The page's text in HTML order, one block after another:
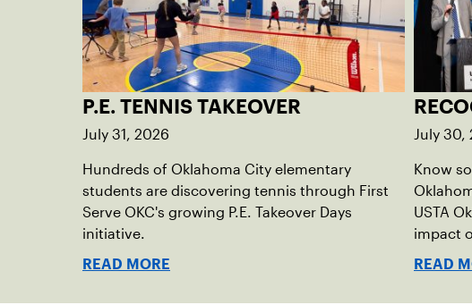
P.E. TENNIS TAKEOVER
July 31, 2026
Hundreds of Oklahoma City elementary
students are discovering tennis through First
Serve OKC's growing P.E. Takeover Days
initiative.
READ MORE
July 30,
Know
USTA
impact
READ